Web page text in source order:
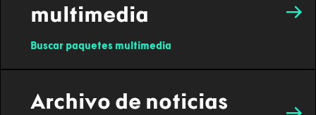
multimedia
Buscar paquetes multimedia
Archivo de noticias